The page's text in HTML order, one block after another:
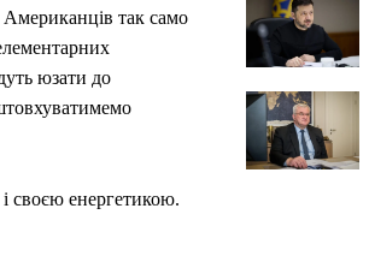
так само
юзати до
своєю енергетикою.